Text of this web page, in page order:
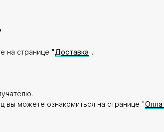
на странице "Доставка".
вы можете ознакомиться на странице "